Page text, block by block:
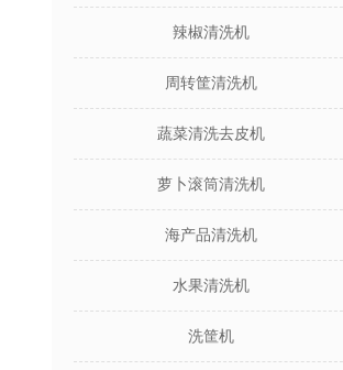
辣椒清洗机
周转筐清洗机
蔬菜清洗去皮机
萝卜滚筒清洗机
海产品清洗机
水果清洗机
洗筐机